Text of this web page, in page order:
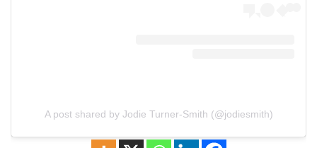
A post shared by Jodie Turner-Smith (@jodiesmith)